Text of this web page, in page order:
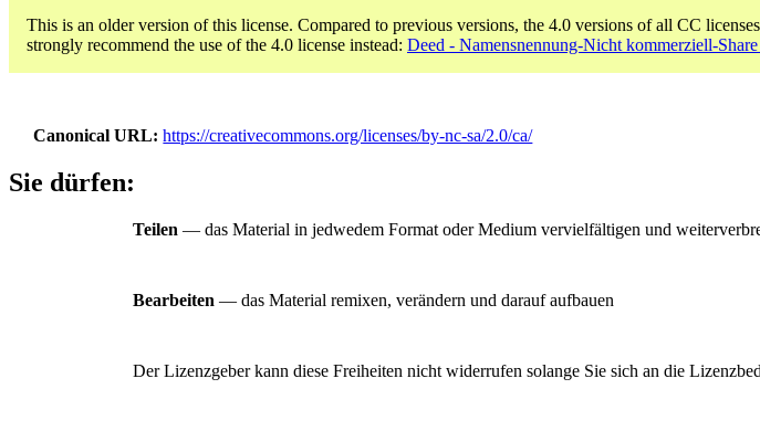
This is an older version of this license. Compared to previous versions, the 4.0 versions of all CC
strongly recommend the use of the 4.0 license instead: Deed - Namensnennung-Nicht kommerziell-
Canonical URL https://creativecommons.org/licenses/by-nc-sa/2.0/ca/
Sie dürfen:
Teilen — das Material in jedwedem Format oder Medium vervielfältigen und
Bearbeiten — das Material remixen, verändern und darauf aufbauen
Der Lizenzgeber kann diese Freiheiten nicht widerrufen solange Sie sich an die